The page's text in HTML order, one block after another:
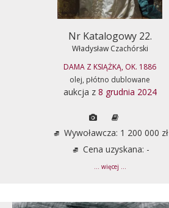
Nr Katalogowy 22.
Władysław Czachórski
DAMA Z KSIĄŻKĄ, OK. 1886
olej, płótno dublowane
aukcja z 8 grudnia 2024
Wywoławcza: 1 200 000 zł
Cena uzyskana: -
... więcej ...